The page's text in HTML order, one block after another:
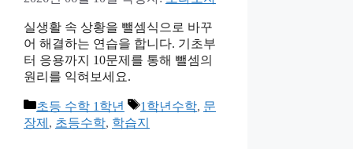
실생활 속 상황을 뺄셈식으로 바꾸
어 해결하는 연습을 합니다. 기초부
터 응용까지 10문제를 통해 뺄셈의
원리를 익혀보세요.
카
테
초등 수학 1학년
태
그
1학년수학, 문
장제 , 초등수학, 학습지